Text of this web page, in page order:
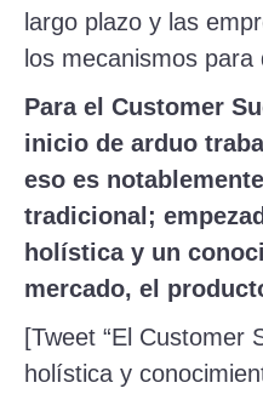
largo plazo y las
los mecanismos
Para el Customer
inicio de arduo
eso es
tradicional;
holística y un
mercado, el
[Tweet “El Customer
holística y